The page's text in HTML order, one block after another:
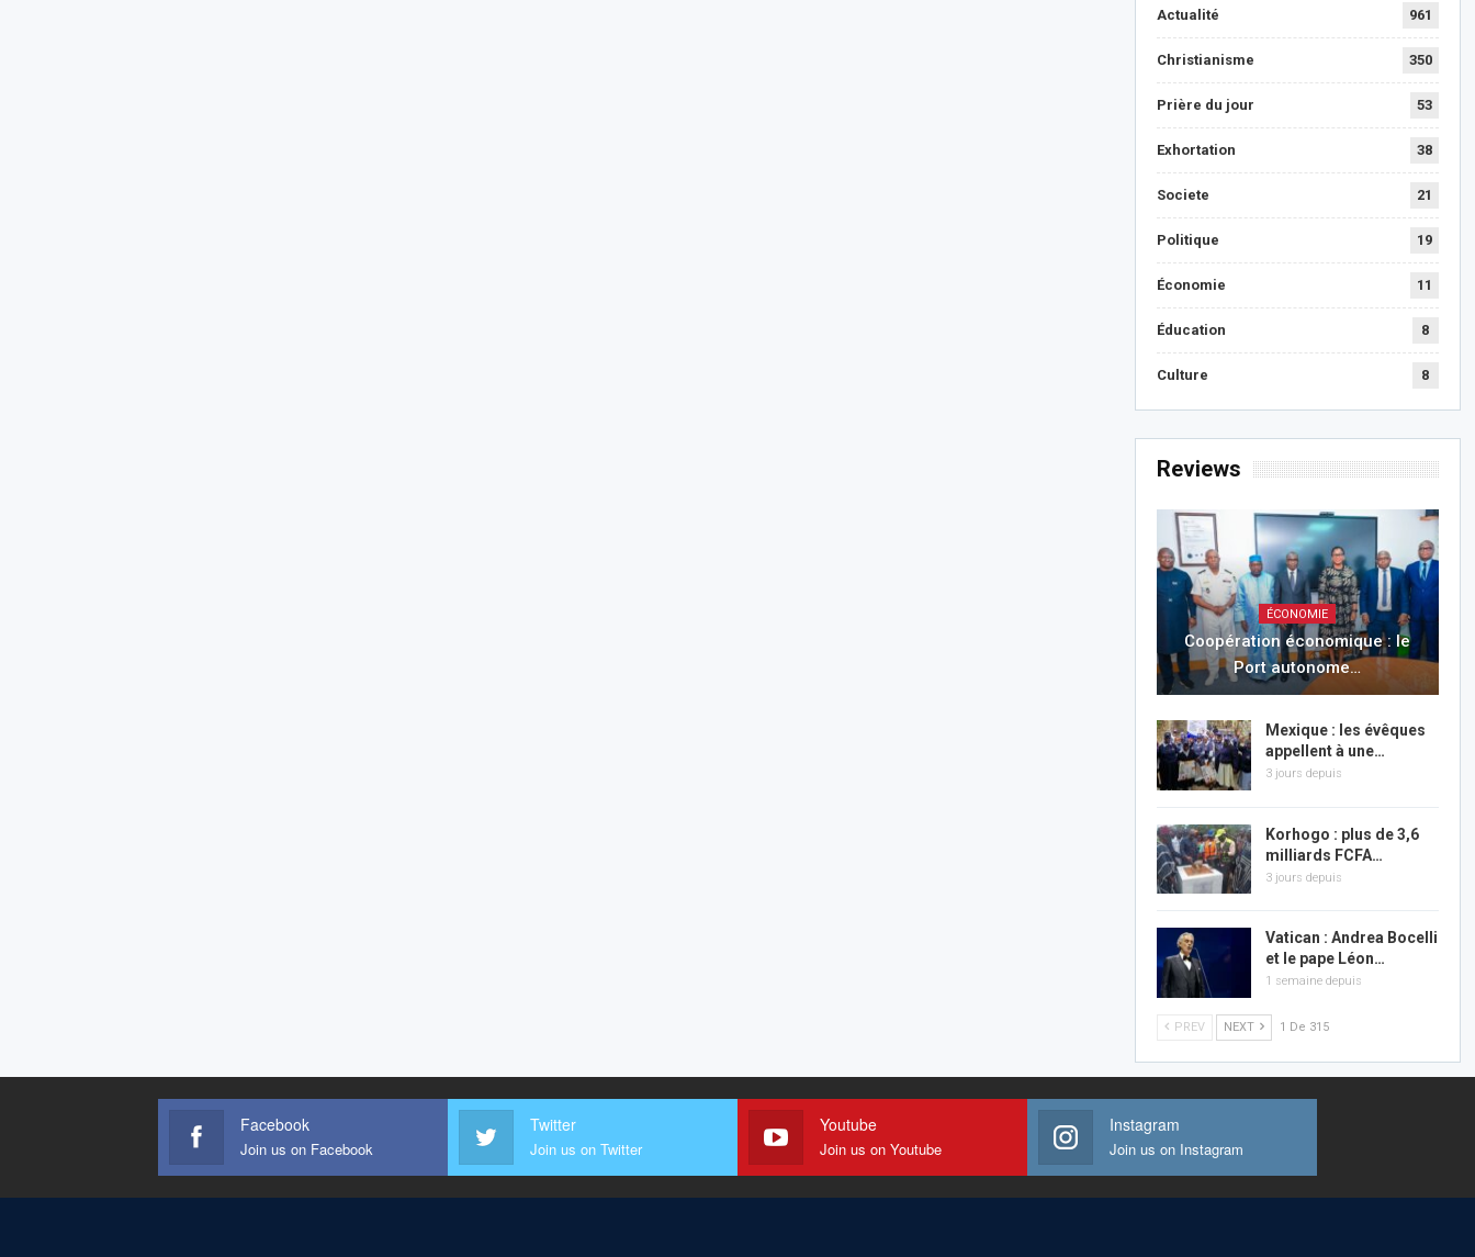
Actualité 961
Christianisme 350
Prière du jour 53
Exhortation 38
Societe 21
Politique 19
Économie 11
Éducation 8
Culture 8
Reviews
ÉCONOMIE
Coopération économique : le
Port autonome…
Mexique : les évêques
appellent à une…
3 jours depuis
Korhogo : plus de 3,6
milliards FCFA…
3 jours depuis
Vatican : Andrea Bocelli
et le pape Léon…
1 semaine depuis
PREV NEXT 1 De 315
Facebook
Join us on Facebook
Twitter
Join us on Twitter
Youtube
Join us on Youtube
Instagram
Join us on Instagram